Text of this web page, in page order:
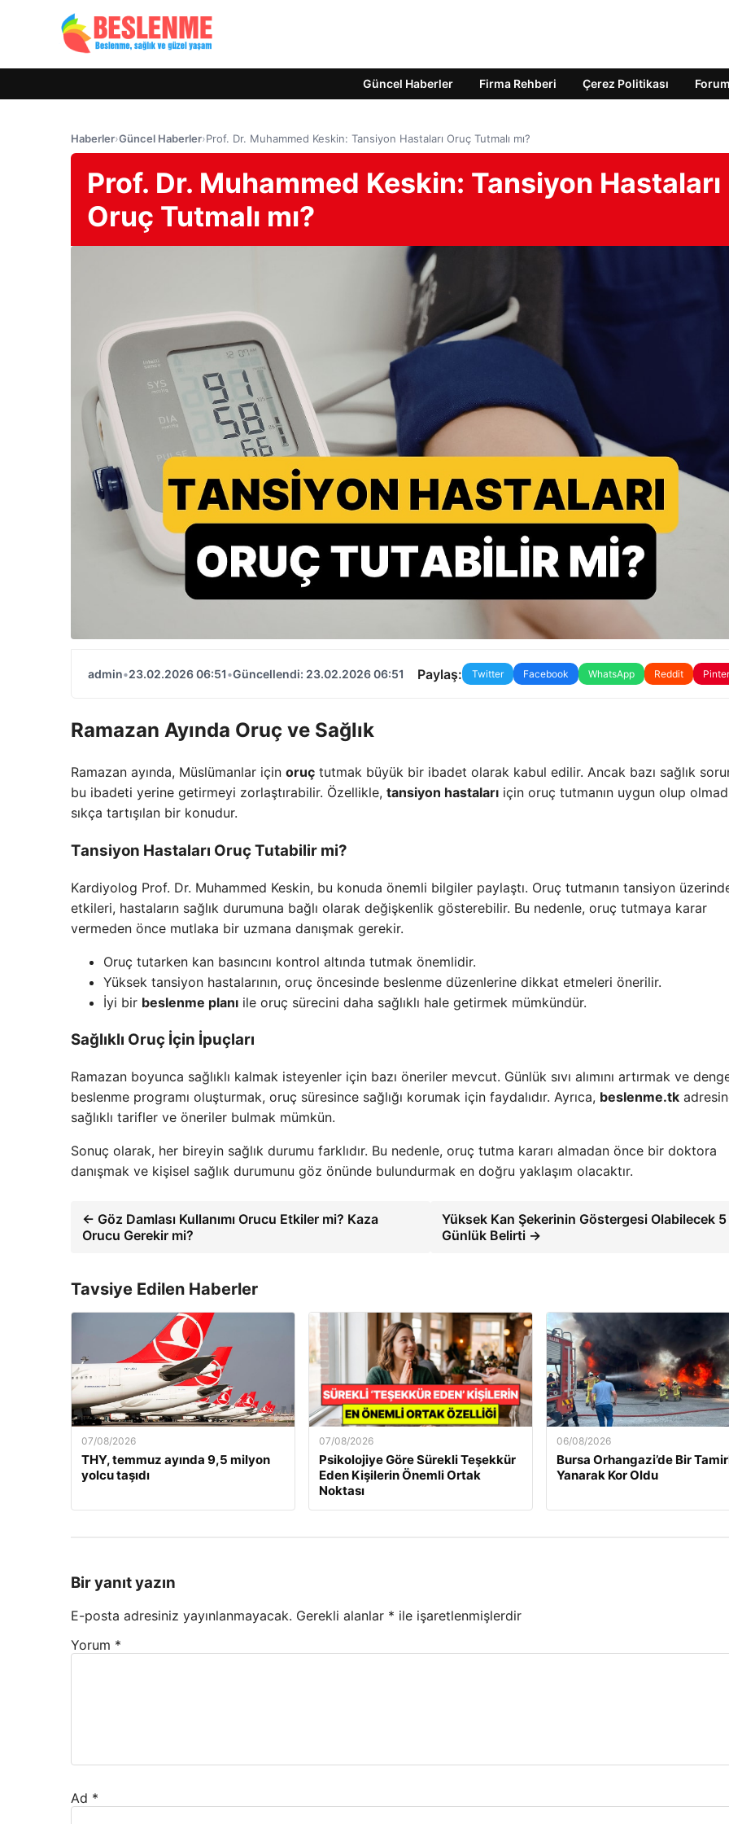
Güncel Haberler Firma Rehberi Çerez Politikası Forum
Haberler›Güncel Haberler›Prof. Dr. Muhammed Keskin: Tansiyon Hastaları Oruç Tutmalı mı?
Prof. Dr. Muhammed Keskin: Tansiyon Hastaları
Oruç Tutmalı mı?
admin•23.02.2026 06:51•Güncellendi: 23.02.2026 06:51 Paylaş: Twitter Facebook WhatsApp Reddit
Ramazan Ayında Oruç ve Sağlık
Ramazan ayında, Müslümanlar için oruç tutmak büyük bir ibadet olarak kabul edilir. Ancak bazı sağlık
bu ibadeti yerine getirmeyi zorlaştırabilir. Özellikle, tansiyon hastaları için oruç tutmanın uygun olup
sıkça tartışılan bir konudur.
Tansiyon Hastaları Oruç Tutabilir mi?
Kardiyolog Prof. Dr. Muhammed Keskin, bu konuda önemli bilgiler paylaştı. Oruç tutmanın tansiyon
etkileri, hastaların sağlık durumuna bağlı olarak değişkenlik gösterebilir. Bu nedenle, oruç tutmaya karar
vermeden önce mutlaka bir uzmana danışmak gerekir.
Oruç tutarken kan basıncını kontrol altında tutmak önemlidir.
Yüksek tansiyon hastalarının, oruç öncesinde beslenme düzenlerine dikkat etmeleri önerilir.
İyi bir beslenme planı ile oruç sürecini daha sağlıklı hale getirmek mümkündür.
Sağlıklı Oruç İçin İpuçları
Ramazan boyunca sağlıklı kalmak isteyenler için bazı öneriler mevcut. Günlük sıvı alımını artırmak ve
beslenme programı oluşturmak, oruç süresince sağlığı korumak için faydalıdır. Ayrıca, beslenme.tk
sağlıklı tarifler ve öneriler bulmak mümkün.
Sonuç olarak, her bireyin sağlık durumu farklıdır. Bu nedenle, oruç tutma kararı almadan önce bir doktora
danışmak ve kişisel sağlık durumunu göz önünde bulundurmak en doğru yaklaşım olacaktır.
← Göz Damlası Kullanımı Orucu Etkiler mi? Kaza
Orucu Gerekir mi?
Yüksek Kan Şekerinin Göstergesi Olabilecek 5
Günlük Belirti →
Tavsiye Edilen Haberler
07/08/2026
THY, temmuz ayında 9,5 milyon
yolcu taşıdı
07/08/2026
Psikolojiye Göre Sürekli Teşekkür
Eden Kişilerin Önemli Ortak
Noktası
06/08/2026
Bursa Orhangazi’de Bir
Yanarak Kor Oldu
Bir yanıt yazın
E-posta adresiniz yayınlanmayacak. Gerekli alanlar * ile işaretlenmişlerdir
Yorum *
Ad *